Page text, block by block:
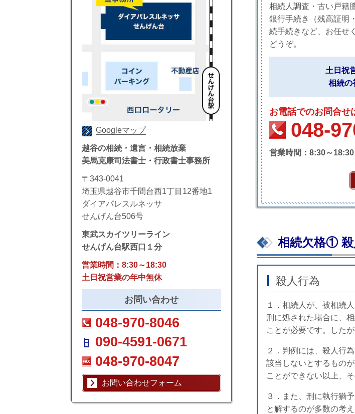
相続人調査・古い戸籍
銀行手続き（残高証明
続手続きなど、お任せ
どうぞ。
土日祝
相続の
お電話でのお問合せ
048-
営業時間：8:30～18:30
相続欠格① 殺
殺人行為
１．相続人が、被相続
刑に処された場合に、
ことが必要です。した
２．判例には、殺人行
該当しないとするもの
ことができない以上、
３．また、刑に執行猶
と解するのが多数の考
Googleマップ
越谷の相続・遺言・相続放棄
美馬克康司法書士・行政書士事務所
〒343-0041
埼玉県越谷市千間台西1丁目12番地1
ダイアパレスルネッサ
せんげん台506号
東武スカイツリーライン
せんげん台駅西口１分
営業時間：8:30～18:30
土日祝営業の年中無休
お問い合わせ
048-970-8046
090-4591-0671
048-970-8047
お問い合わせフォーム